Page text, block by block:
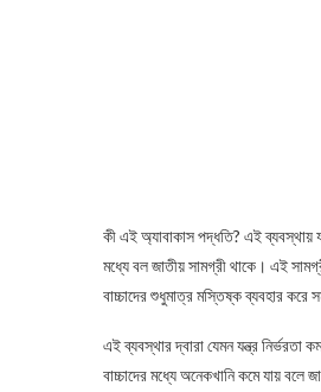
কী এই অ্যাবাকাস পদ্ধতি? এই ব্যবস্থায়
মধ্যে বল জাতীয় সামগ্রী থাকে। এই
বাচ্চাদের শুধুমাত্র মস্তিষ্ক ব্যবহার করে
এই ব্যবস্থার দ্বারা যেমন যন্ত্র
বাচ্চাদের মধ্যে অনেকখানি কমে যায়